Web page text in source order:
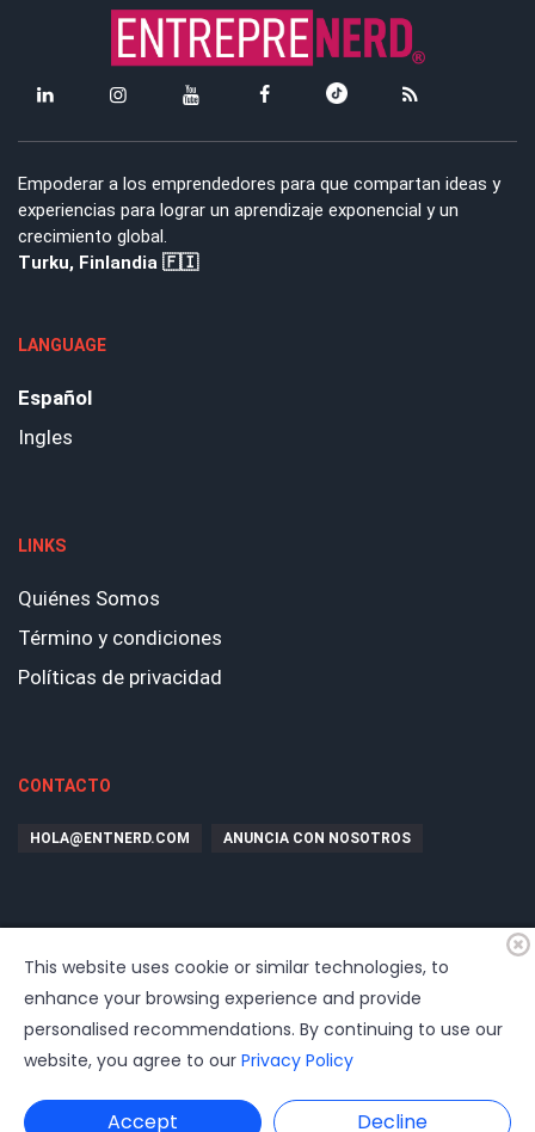
Empoderar a los emprendedores para que compartan ideas y
experiencias para lograr un aprendizaje exponencial y un
crecimiento global.
Turku, Finlandia 🇫🇮
LANGUAGE
Español
Ingles
LINKS
Quiénes Somos
Término y condiciones
Políticas de privacidad
CONTACTO
HOLA@ENTNERD.COM ANUNCIA CON NOSOTROS
www.dast.cl
This website uses cookie or similar technologies, to
enhance your browsing experience and provide
personalised recommendations. By continuing to use our
website, you agree to our Privacy Policy
Accept Decline